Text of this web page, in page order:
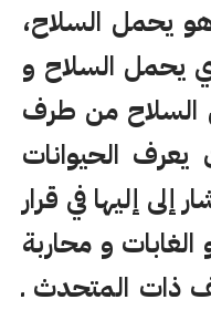
يحمل السلاح،
يحمل السلاح و
السلاح من طرف
الحيوانات
إليها في قرار
و محاربة
ذات المتحدث ـ